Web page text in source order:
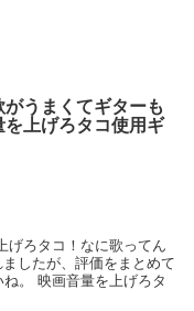
うまくてギターも
を上げろタコ使用ギ
げろタコ！なに歌ってん
したが、評価をまとめて
。 映画音量を上げろタ